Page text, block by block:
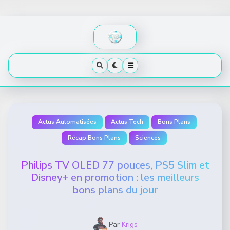
Actus Automatisées Actus Tech
Bons Plans
Récap Bons Plans
Sciences
Philips TV OLED 77 pouces, PS5 Slim et
Disney+ en promotion : les meilleurs
bons plans du jour
Par Krigs